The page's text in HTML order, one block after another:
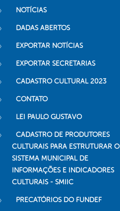
NOTÍCIAS
DADAS ABERTOS
EXPORTAR NOTÍCIAS
EXPORTAR SECRETARIAS
CADASTRO CULTURAL 2023
CONTATO
LEI PAULO GUSTAVO
CADASTRO DE PRODUTORES
CULTURAIS PARA ESTRUTURAR O
SISTEMA MUNICIPAL DE
INFORMAÇÕES E INDICADORES
CULTURAIS - SMIIC
PRECATÓRIOS DO FUNDEF